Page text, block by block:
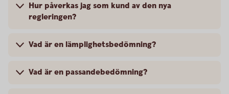
Hur påverkas jag som kund av den nya
regleringen?
Vad är en lämplighetsbedömning?
Vad är en passandebedömning?